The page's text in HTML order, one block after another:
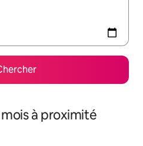
à proximité